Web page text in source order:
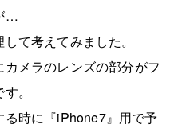
…
て考えてみました。
メラのレンズの部分がフ
。
時に『iPhone7』用で予